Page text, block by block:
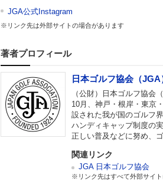
JGA公式Instagram
※リンク先は外部サイトの場合があります
著者プロフィール
日本ゴルフ協会（JGA
（公財）日本ゴルフ協会
10月、神戸・根岸・東京
設された我が国のゴルフ
ハンディキャップ制度の
正しい普及などに努め、
関連リンク
JGA 日本ゴルフ協会
※リンク先はすべて外部サイ